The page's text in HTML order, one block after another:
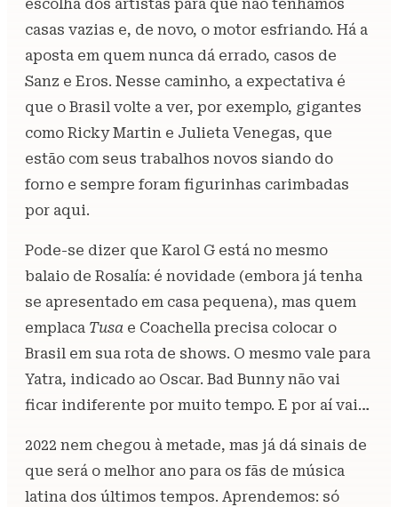
escolha dos artistas para que não tenhamos
casas vazias e, de novo, o motor esfriando. Há a
aposta em quem nunca dá errado, casos de
Sanz e Eros. Nesse caminho, a expectativa é
que o Brasil volte a ver, por exemplo, gigantes
como Ricky Martin e Julieta Venegas, que
estão com seus trabalhos novos siando do
forno e sempre foram figurinhas carimbadas
por aqui.
Pode-se dizer que Karol G está no mesmo
balaio de Rosalía: é novidade (embora já tenha
se apresentado em casa pequena), mas quem
emplaca Tusa e Coachella precisa colocar o
Brasil em sua rota de shows. O mesmo vale para
Yatra, indicado ao Oscar. Bad Bunny não vai
ficar indiferente por muito tempo. E por aí vai…
2022 nem chegou à metade, mas já dá sinais de
que será o melhor ano para os fãs de música
latina dos últimos tempos. Aprendemos: só